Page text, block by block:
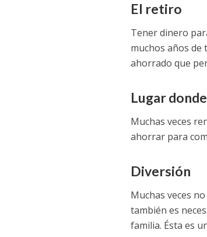
El retiro
Tener dinero
muchos años de
ahorrado que
Lugar
Muchas veces
ahorrar para
Diversión
Muchas veces
también es
familia. Ésta es